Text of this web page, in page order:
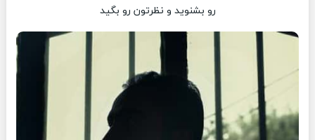
رو بشنوید و نظرتون رو بگید